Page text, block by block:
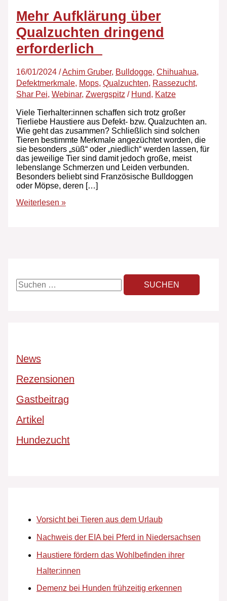
Mehr Aufklärung über
Qualzuchten dringend
erforderlich
16/01/2024 /Achim Gruber, Bulldogge, Chihuahua,
Defektmerkmale, Mops, Qualzuchten, Rassezucht,
Shar Pei, Webinar, Zwergspitz / Hund, Katze
Viele Tierhalter:innen schaffen sich trotz großer
Tierliebe Haustiere aus Defekt- bzw. Qualzuchten an.
Wie geht das zusammen? Schließlich sind solchen
Tieren bestimmte Merkmale angezüchtet worden, die
sie besonders „süß“ oder „niedlich“ werden lassen, für
das jeweilige Tier sind damit jedoch große, meist
lebenslange Schmerzen und Leiden verbunden.
Besonders beliebt sind Französische Bulldoggen
oder Möpse, deren […]
Weiterlesen »
News
Rezensionen
Gastbeitrag
Artikel
Hundezucht
Vorsicht bei Tieren aus dem Urlaub
Nachweis der EIA bei Pferd in Niedersachsen
Haustiere fördern das Wohlbefinden ihrer
Halter:innen
Demenz bei Hunden frühzeitig erkennen